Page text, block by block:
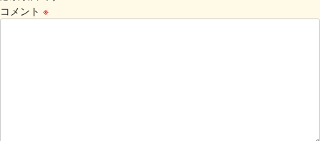
コメント ※